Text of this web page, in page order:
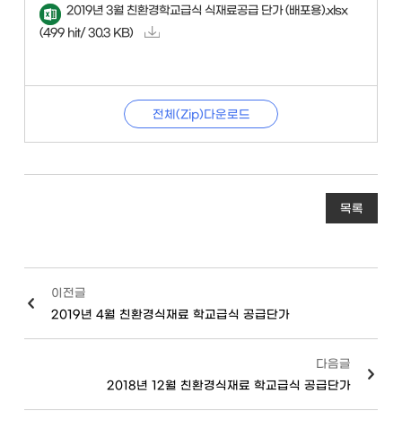
2019년 3월 친환경학교급식 식재료공급 단가 (배포용).xlsx
(499 hit/ 30.3 KB)
전체(Zip)다운로드
목록
이전글
2019년 4월 친환경식재료 학교급식 공급단가
다음글
2018년 12월 친환경식재료 학교급식 공급단가